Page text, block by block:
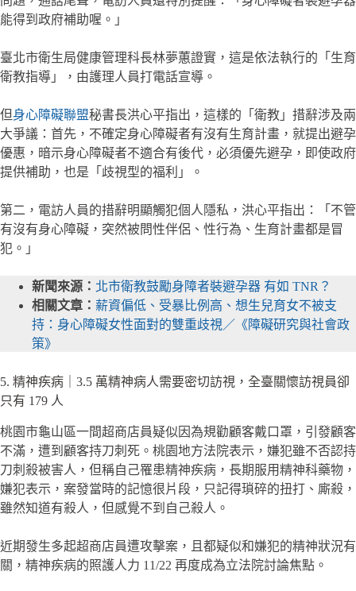
能得到政府補助喔。」
臺北市衛生局健康管理科長林夢蕙證實，這是依法執行的「生育
衛教指導」，由護理人員打電話宣導。
但身心障礙聯盟秘書長洪心平指出，這樣的「衛教」措辭涉及兩
大爭議：首先，不確定身心障礙者有沒有生育計畫，就提出避孕
優惠，暗示身心障礙者不適合有後代，必須優先避孕，即使政府
提供補助，也是「歧視型的福利」。
第二，電訪人員的措辭明顯觸犯個人隱私，洪心平指出：「不管
有沒有身心障礙，突然被問性伴侶、性行為、生育計畫都是冒
犯。」
新聞來源： 北市衛教鼓勵身障者裝避孕器 有如 TNR？
相關文章： 薪資偏低、受暴比例高、想生兒育女不被支
持：身心障礙女性面對的雙重歧視／《障礙研究與社會政
策》
5. 精神疾病｜3.5 萬精神病人需要密切訪視，全臺關懷訪視員卻
只有 179 人
桃園市龜山區一間超商店員疑似因為規勸顧客戴口罩，引發顧客
不滿，遭到顧客持刀刺死。桃園地方法院表示，嫌犯雖不否認持
刀刺殺被害人，但稱自己罹患精神疾病，長期服用精神科藥物，
嫌犯表示，案發當時的記憶很片段，只記得瑣碎的扭打、廝殺，
雖然知道有殺人，但感覺不到自己殺人。
近期發生多起超商店員遭攻擊案，且都疑似和嫌犯的精神狀況有
關，精神疾病的照護人力 11/22 再度成為立法院討論焦點。